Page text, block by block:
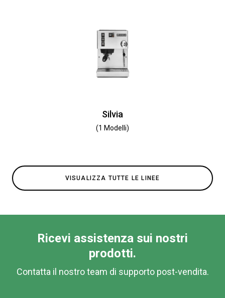
Silvia
(1 Modelli)
VISUALIZZA TUTTE LE LINEE
Ricevi assistenza sui nostri
prodotti.
Contatta il nostro team di supporto post-vendita.